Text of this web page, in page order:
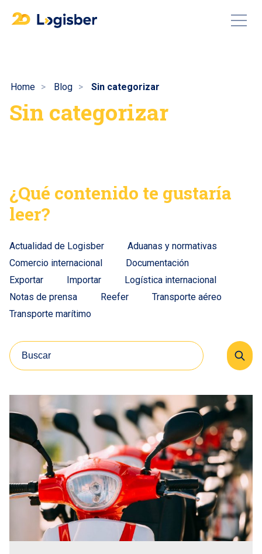
Home Blog Sin categorizar
Sin categorizar
¿Qué contenido te gustaría
leer?
Actualidad de Logisber
Aduanas y normativas
Comercio internacional
Documentación
Exportar
Importar
Logística internacional
Notas de prensa
Reefer
Transporte aéreo
Transporte marítimo